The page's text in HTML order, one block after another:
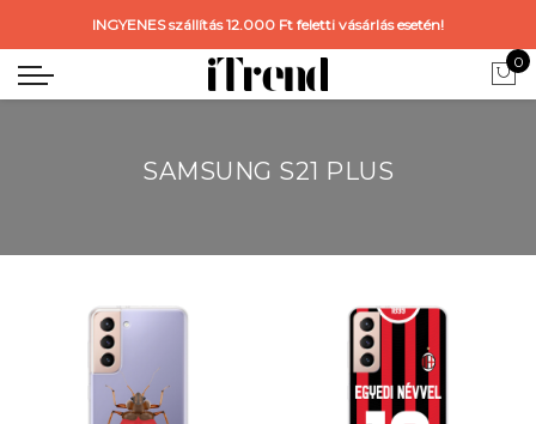
INGYENES szállítás 12.000 Ft feletti vásárlás esetén!
0
SAMSUNG S21 PLUS